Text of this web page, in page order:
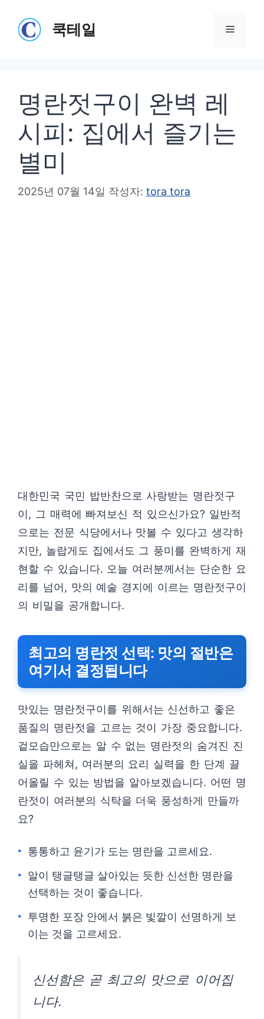
쿡테일 메
명란젓구이 완벽 레
시피: 집에서 즐기는
별미
2025년 07월 14일 작성자: tora tora
대한민국 국민 밥반찬으로 사랑받는 명란젓구
이, 그 매력에 빠져보신 적 있으신가요? 일반적
으로는 전문 식당에서나 맛볼 수 있다고 생각하
지만, 놀랍게도 집에서도 그 풍미를 완벽하게 재
현할 수 있습니다. 오늘 여러분께서는 단순한 요
리를 넘어, 맛의 예술 경지에 이르는 명란젓구이
의 비밀을 공개합니다.
최고의 명란젓 선택: 맛의 절반은
여기서 결정됩니다
맛있는 명란젓구이를 위해서는 신선하고 좋은
품질의 명란젓을 고르는 것이 가장 중요합니다.
겉모습만으로는 알 수 없는 명란젓의 숨겨진 진
실을 파헤쳐, 여러분의 요리 실력을 한 단계 끌
어올릴 수 있는 방법을 알아보겠습니다. 어떤 명
란젓이 여러분의 식탁을 더욱 풍성하게 만들까
요?
통통하고 윤기가 도는 명란을 고르세요.
알이 탱글탱글 살아있는 듯한 신선한 명란을
선택하는 것이 좋습니다.
투명한 포장 안에서 붉은 빛깔이 선명하게 보
이는 것을 고르세요.
신선함은 곧 최고의 맛으로 이어집
니다.